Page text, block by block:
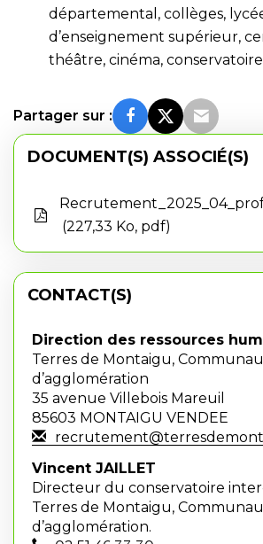
départemental, collèges,
d’enseignement supérieur,
théâtre, cinéma,
Partager sur :
DOCUMENT(S) ASSOCIÉ(S)
227,33 Ko, pdf
CONTACT(S)
Direction des ressources
Terres de Montaigu,
d’agglomération
35 avenue Villebois Mareuil
85603 MONTAIGU VENDEE
Vincent JAILLET
Directeur du conservatoire
Terres de Montaigu,
d’agglomération.